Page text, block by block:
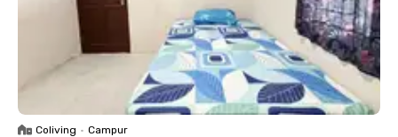
Coliving • Campur